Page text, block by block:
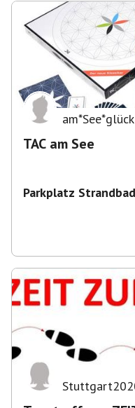
TAC am See
Parkplatz